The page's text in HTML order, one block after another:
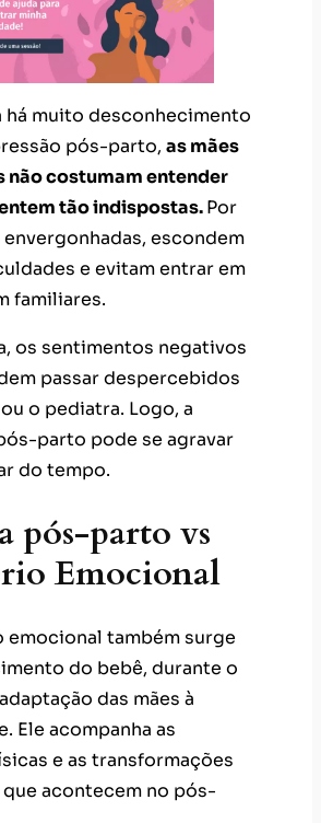
há muito desconhecimento
pós-parto,as mães
não costumam entender
tão indispostas.Por
escondem
e evitam entrar em
familiares.
os sentimentos negativos
parto pode se agravar
do tempo.
pós-parto vs
Emocional
emocional também surge
do bebê, durante o
Ele acompanha as
e as transformações
acontecem no pós-
também pode ter um
podendo aparecer a partir